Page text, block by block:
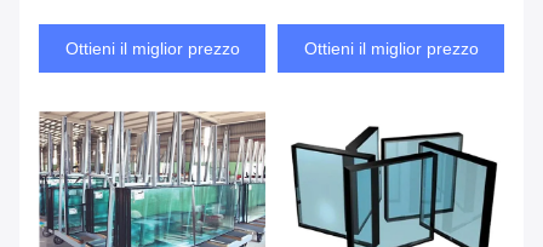
Ottieni il miglior prezzo Ottieni il miglior prezzo